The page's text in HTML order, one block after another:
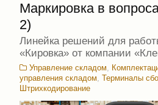
Маркировка в
2)
Линейка решений для
«Кировка» от компании
Управление складом,
управления складом, Терминалы
Штрихкодирование